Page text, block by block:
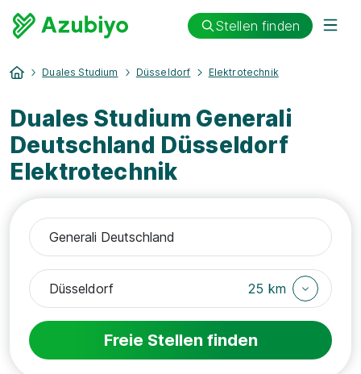
Stellen finden
Duales Studium Düsseldorf Elektrotechnik
Duales Studium Generali
Deutschland Düsseldorf
Elektrotechnik
25 km
Freie Stellen finden